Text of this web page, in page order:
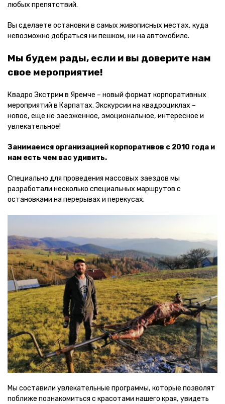
любых препятствий.
Вы сделаете остановки в самых живописных местах, куда
невозможно добраться ни пешком, ни на автомобиле.
Мы будем рады, если и вы доверите нам
свое мероприятие!
Квадро Экстрим в Яремче – новый формат корпоративных
мероприятий в Карпатах. Экскурсии на квадроциклах –
новое, еще не заезженное, эмоциональное, интересное и
увлекательное!
Занимаемся организацией корпоративов с 2010 года и
нам есть чем вас удивить.
Специально для проведения массовых заездов мы
разработали несколько специальных маршрутов с
остановками на перерывах и перекусах.
Мы составили увлекательные программы, которые позволят
поближе познакомиться с красотами нашего края, увидеть